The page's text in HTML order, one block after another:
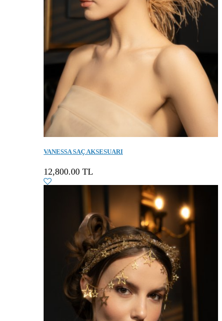
VANESSA SAÇ AKSESUARI
12,800.00 TL